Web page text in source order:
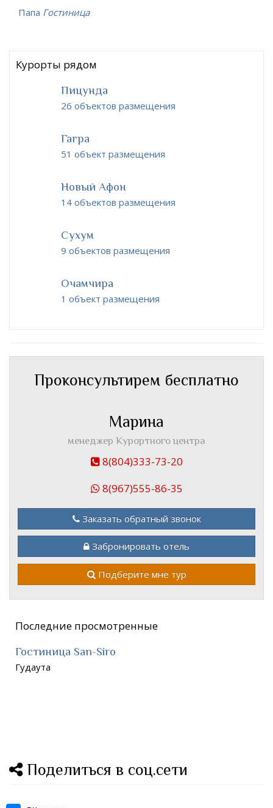
Папа Гостиница
Курорты рядом
Пицунда
26 объектов размещения
Гагра
51 объект размещения
Новый Афон
14 объектов размещения
Сухум
9 объектов размещения
Очамчира
1 объект размещения
Проконсультирем бесплатно
Марина
менеджер Курортного центра
8(804)333-73-20
8(967)555-86-35
Заказать обратный звонок
Забронировать отель
Подберите мне тур
Последние просмотренные
Гостиница San-Siro
Гудаута
Поделиться в соц.сети